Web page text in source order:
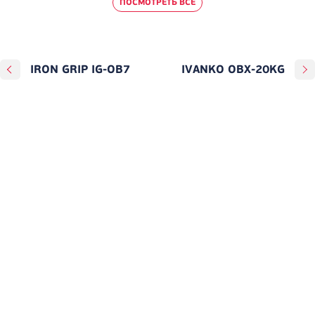
IRON GRIP IG-OB7 IVANKO OBX-20KG